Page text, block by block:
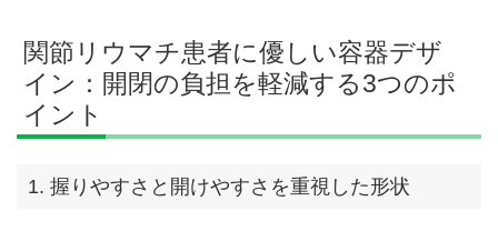
関節リウマチ患者に優しい容器デザ
イン：開閉の負担を軽減する3つのポ
イント
1. 握りやすさと開けやすさを重視した形状